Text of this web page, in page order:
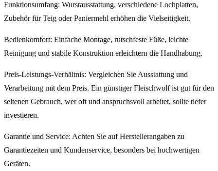
Funktionsumfang: Wurstausstattung, verschiedene Lochplatten,
Zubehör für Teig oder Paniermehl erhöhen die Vielseitigkeit.
Bedienkomfort: Einfache Montage, rutschfeste Füße, leichte
Reinigung und stabile Konstruktion erleichtern die Handhabung.
Preis-Leistungs-Verhältnis: Vergleichen Sie Ausstattung und
Verarbeitung mit dem Preis. Ein günstiger Fleischwolf ist gut für den
seltenen Gebrauch, wer oft und anspruchsvoll arbeitet, sollte tiefer
investieren.
Garantie und Service: Achten Sie auf Herstellerangaben zu
Garantiezeiten und Kundenservice, besonders bei hochwertigen
Geräten.